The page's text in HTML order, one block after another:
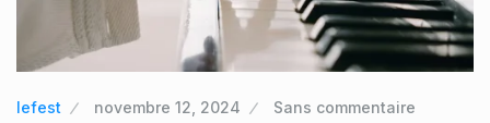
lefest novembre 12, 2024 Sans commentaire